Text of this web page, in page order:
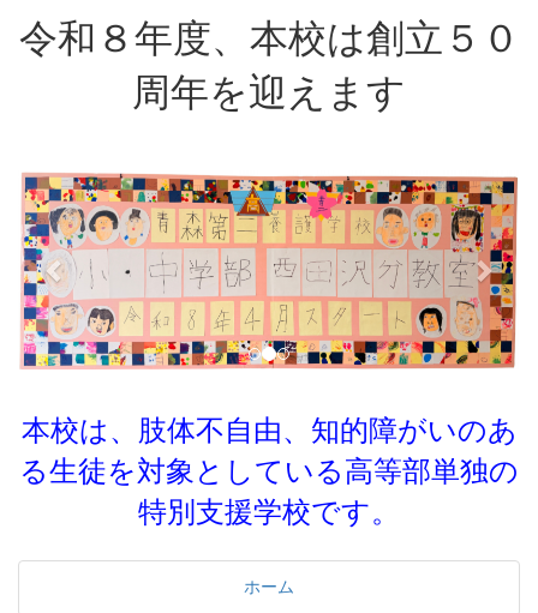
令和８年度、本校は創立５０
周年を迎えます
p
r
e
v
i
o
u
e
x
t
本校は、肢体不自由、知的障がいのあ
る生徒を対象としている高等部単独の
特別支援学校です。
ホーム